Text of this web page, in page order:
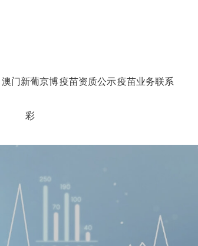
澳门新葡京博
彩
疫苗资质公示疫苗业务联系